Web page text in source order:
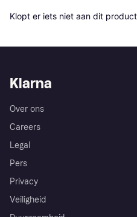
Klopt er iets niet aan dit
Klarna
Over ons
Careers
Legal
Pers
Privacy
Veiligheid